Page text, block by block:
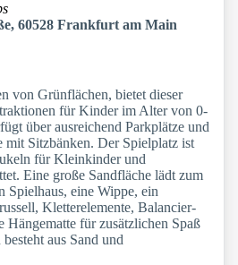
60528 Frankfurt am Main
von Grünflächen, bietet dieser
für Kinder im Alter von 0-
über ausreichend Parkplätze und
mit Sitzbänken. Der Spielplatz ist
für Kleinkinder und
Eine große Sandfläche lädt zum
Spielhaus, eine Wippe, ein
Kletterelemente, Balancier-
Hängematte für zusätzlichen Spaß
aus Sand und